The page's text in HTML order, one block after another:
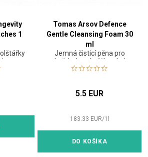
1
Tomas Arsov Defence
Gentle Cleansing Foam 30
ml
Jemná čisticí pěna pro
každodenní péči o pleť
5.5 EUR
183.33 EUR/1
DO KOŠÍKA